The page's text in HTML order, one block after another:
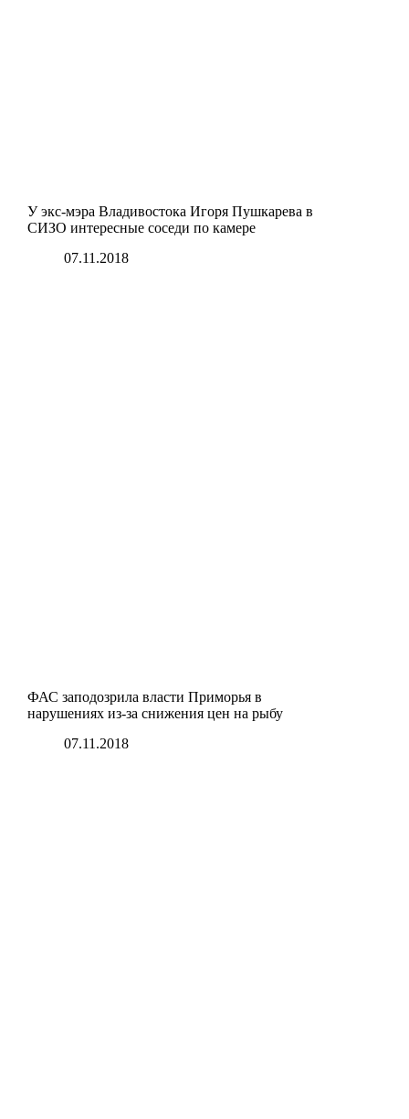
У экс-мэра Владивостока Игоря Пушкарева в
СИЗО интересные соседи по камере
07.11.2018
ФАС заподозрила власти Приморья в
нарушениях из-за снижения цен на рыбу
07.11.2018